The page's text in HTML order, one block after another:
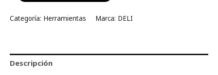
Categoría: Herramientas Marca: DELI
Descripción